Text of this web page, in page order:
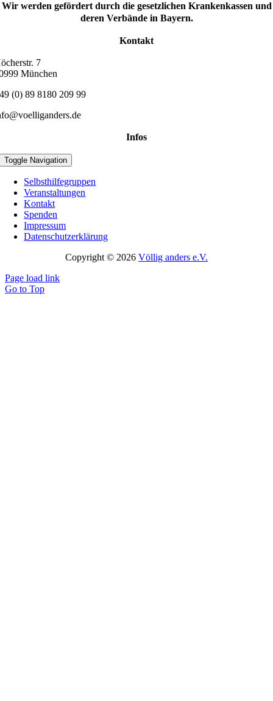
Wir werden gefördert durch die gesetzlichen Krankenkassen und
deren Verbände in Bayern.
Kontakt
7
München
(0) 89 8180 209 99
Infos
Toggle Navigation
Selbsthilfegruppen
Veranstaltungen
Kontakt
Spenden
Impressum
Datenschutzerklärung
Copyright © 2026 Völlig anders e.V.
Page load link
Go to Top